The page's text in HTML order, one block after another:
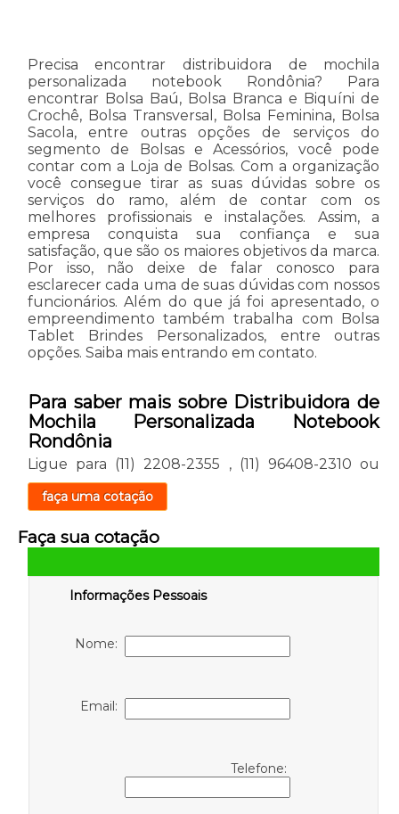
Precisa encontrar distribuidora de mochila
personalizada notebook Rondônia? Para
encontrar Bolsa Baú, Bolsa Branca e Biquíni de
Crochê, Bolsa Transversal, Bolsa Feminina, Bolsa
Sacola, entre outras opções de serviços do
segmento de Bolsas e Acessórios, você pode
contar com a Loja de Bolsas. Com a organização
você consegue tirar as suas dúvidas sobre os
serviços do ramo, além de contar com os
melhores profissionais e instalações. Assim, a
empresa conquista sua confiança e sua
satisfação, que são os maiores objetivos da marca.
Por isso, não deixe de falar conosco para
esclarecer cada uma de suas dúvidas com nossos
funcionários. Além do que já foi apresentado, o
empreendimento também trabalha com Bolsa
Tablet Brindes Personalizados, entre outras
opções. Saiba mais entrando em contato.
Para saber mais sobre Distribuidora de
Mochila Personalizada Notebook
Rondônia
Ligue para (11) 2208-2355 , (11) 96408-2310 ou
faça uma cotação
Faça sua cotação
Informações Pessoais
Nome:
Email:
Telefone: